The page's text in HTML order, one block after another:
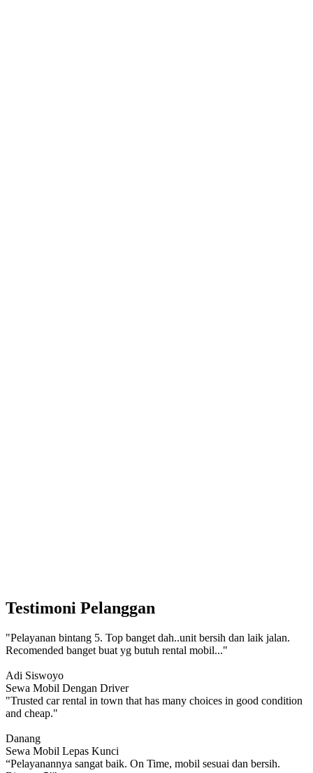
Testimoni Pelanggan
"Pelayanan bintang 5. Top banget dah..unit bersih dan laik jalan.
Recomended banget buat yg butuh rental mobil..."
Adi Siswoyo
Sewa Mobil Dengan Driver
"Trusted car rental in town that has many choices in good condition
and cheap."
Danang
Sewa Mobil Lepas Kunci
“Pelayanannya sangat baik. On Time, mobil sesuai dan bersih.